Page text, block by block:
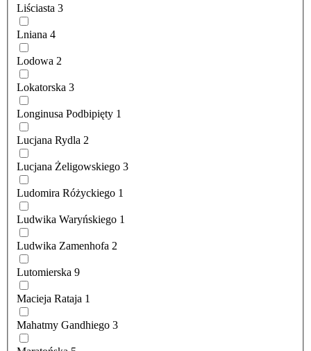
Liściasta 3
Lniana 4
Lodowa 2
Lokatorska 3
Longinusa Podbipięty 1
Lucjana Rydla 2
Lucjana Żeligowskiego 3
Ludomira Różyckiego 1
Ludwika Waryńskiego 1
Ludwika Zamenhofa 2
Lutomierska 9
Macieja Rataja 1
Mahatmy Gandhiego 3